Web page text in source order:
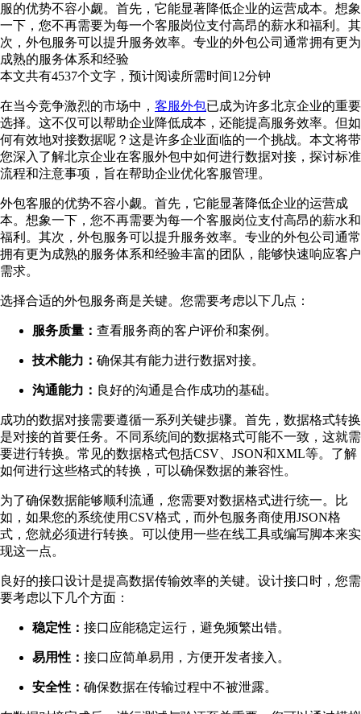
服的优势不容小觑。首先，它能显著降低企业的运营成本。想象
一下，您不再需要为每一个客服岗位支付高昂的薪水和福利。其
次，外包服务可以提升服务效率。专业的外包公司通常拥有更为
成熟的服务体系和经验
本文共有4537个文字，预计阅读所需时间12分钟
在当今竞争激烈的市场中， 客服外包已成为许多北京企业的重要
选择。这不仅可以帮助企业降低成本，还能提高服务效率。但如
何有效地对接数据呢？这是许多企业面临的一个挑战。本文将带
您深入了解北京企业在客服外包中如何进行数据对接，探讨标准
流程和注意事项，旨在帮助企业优化客服管理。
外包客服的优势不容小觑。首先，它能显著降低企业的运营成
本。想象一下，您不再需要为每一个客服岗位支付高昂的薪水和
福利。其次，外包服务可以提升服务效率。专业的外包公司通常
拥有更为成熟的服务体系和经验丰富的团队，能够快速响应客户
需求。
选择合适的外包服务商是关键。您需要考虑以下几点：
服务质量： 查看服务商的客户评价和案例。
技术能力： 确保其有能力进行数据对接。
沟通能力： 良好的沟通是合作成功的基础。
成功的数据对接需要遵循一系列关键步骤。首先，数据格式转换
是对接的首要任务。不同系统间的数据格式可能不一致，这就需
要进行转换。常见的数据格式包括CSV、JSON和XML等。了解
如何进行这些格式的转换，可以确保数据的兼容性。
为了确保数据能够顺利流通，您需要对数据格式进行统一。比
如，如果您的系统使用CSV格式，而外包服务商使用JSON格
式，您就必须进行转换。可以使用一些在线工具或编写脚本来实
现这一点。
良好的接口设计是提高数据传输效率的关键。设计接口时，您需
要考虑以下几个方面：
稳定性： 接口应能稳定运行，避免频繁出错。
易用性： 接口应简单易用，方便开发者接入。
安全性： 确保数据在传输过程中不被泄露。